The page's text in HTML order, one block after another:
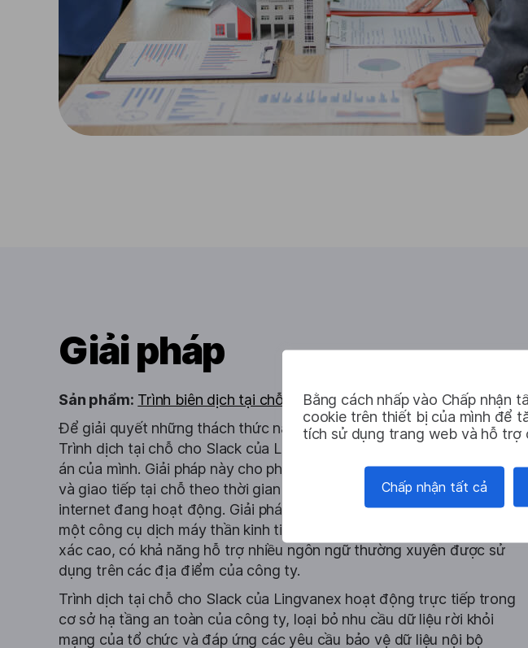
Bằng cách nhấp vào Chấp nhận
cookie trên thiết bị của mình để
tích sử dụng trang web và hỗ trợ
Chấp nhận tất cả
Giải pháp
Sản phẩm: Trình biên dịch tại chỗ cho Slack
Để giải quyết những thách thức này, công ty xây dựng đã tích hợp
Trình dịch tại chỗ cho Slack của Lingvanex vào các kênh liên lạc dự
án của mình. Giải pháp này cho phép người dùng dịch tin nhắn, tài liệu
và giao tiếp tại chỗ theo thời gian thực mà không yêu cầu kết nối
internet đang hoạt động. Giải pháp của Lingvanex được hỗ trợ bởi
một công cụ dịch máy thần kinh tiên tiến được thiết kế cho độ chính
xác cao, có khả năng hỗ trợ nhiều ngôn ngữ thường xuyên được sử
dụng trên các địa điểm của công ty.
Trình dịch tại chỗ cho Slack của Lingvanex hoạt động trực tiếp trong
cơ sở hạ tầng an toàn của công ty, loại bỏ nhu cầu dữ liệu rời khỏi
mạng của tổ chức và đáp ứng các yêu cầu bảo vệ dữ liệu nội bộ